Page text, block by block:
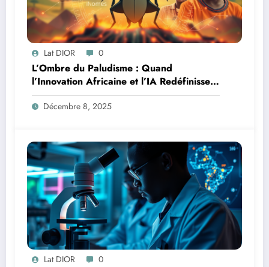
Lat DIOR 0
L’Ombre du Paludisme : Quand
l’Innovation Africaine et l’IA Redéfinissent
la Lutte
Décembre 8, 2025
Lat DIOR 0